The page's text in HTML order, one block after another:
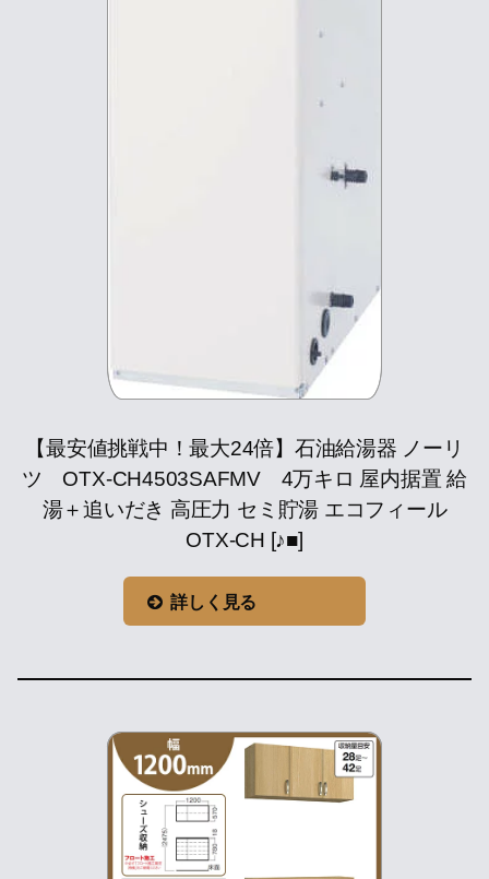
【最安値挑戦中！最大24倍】石油給湯器 ノーリ
ツ OTX-CH4503SAFMV 4万キロ 屋内据置 給
湯＋追いだき 高圧力 セミ貯湯 エコフィール
OTX-CH [♪■]
詳しく見る